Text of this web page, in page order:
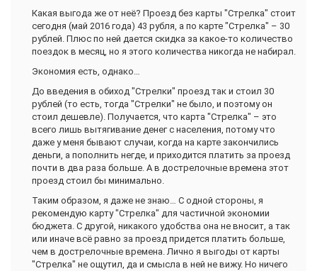
Какая выгода же от неё? Проезд без карты "Стрелка" стоит
сегодня (май 2016 года) 43 рубля, а по карте "Стрелка" – 30
рублей. Плюс по ней дается скидка за какое-то количество
поездок в месяц, но я этого количества никогда не набирал.
Экономия есть, однако…
До введения в обиход "Стрелки" проезд так и стоил 30
рублей (то есть, тогда "Стрелки" не было, и поэтому он
стоил дешевле). Получается, что карта "Стрелка" – это
всего лишь вытягивание денег с населения, потому что
даже у меня бывают случаи, когда на карте закончились
деньги, а пополнить негде, и приходится платить за проезд
почти в два раза больше. А в дострелочные времена этот
проезд стоил бы минимально.
Таким образом, я даже не знаю… С одной стороны, я
рекомендую карту "Стрелка" для частичной экономии
бюджета. С другой, никакого удобства она не вносит, а так
или иначе всё равно за проезд придется платить больше,
чем в дострелочные времена. Лично я выгоды от карты
"Стрелка" не ощутил, да и смысла в ней не вижу. Но ничего